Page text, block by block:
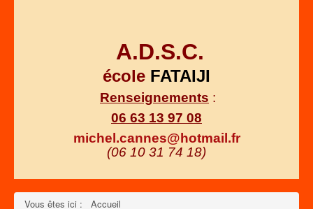
A.D.S.C.
école FATAIJI
Renseignements :
06 63 13 97 08
michel.cannes@hotmail.fr
(06 10 31 74 18)
Vous êtes ici : Accueil